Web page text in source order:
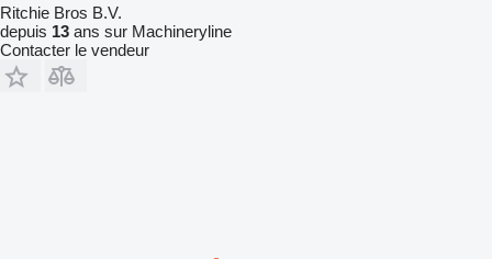
Ritchie Bros B.V.
depuis 13 ans sur Machineryline
Contacter le vendeur